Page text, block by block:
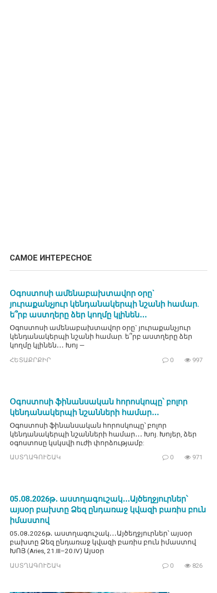
САМОЕ ИНТЕРЕСНОЕ
Օգոստոսի ամենաբախտավոր օրը`
յուրաքանչյուր կենդանակերպի նշանի համար.
ե՞րբ աստղերը ձեր կողմը կլինեն․․․
Օգոստոսի ամենաբախտավոր օրը` յուրաքանչյուր
կենդանակերպի նշանի համար. ե՞րբ աստղերը ձեր
կողմը կլինեն․․․ Խոյ —
ՀԵՏԱՔՐՔԻՐ 0 997
Օգոստոսի ֆինանսական հորոսկոպը՝ բոլոր
կենդանակերպի նշանների համար․․․
Օգոստոսի ֆինանսական հորոսկոպը՝ բոլոր
կենդանակերպի նշանների համար․․․ Խոյ. Խոյեր, ձեր
օգոստոսը կսկսվի ուժի փորձությամբ:
ԱՍՏՂԱԳՈՒՇԱԿ 0 971
05․08․2026թ․ աստղագուշակ․․․Այծեղջյուրներ՝
այսօր բախտը Ձեզ ընդառաջ կվազի բառիս բուն
իմաստով
05․08․2026թ․ աստղագուշակ․․․Այծեղջյուրներ՝ այսօր
բախտը Ձեզ ընդառաջ կվազի բառիս բուն իմաստով
ԽՈՅ (Aries, 21.III–20.IV) Այսօր
ԱՍՏՂԱԳՈՒՇԱԿ 0 826